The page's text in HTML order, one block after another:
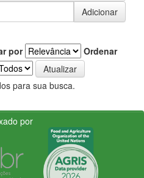
por
Ordenar
para sua busca.
por